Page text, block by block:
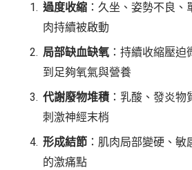
過度收縮 ：久坐、姿勢不良
肉持續被啟動
局部缺血缺氧 ：持續收縮壓
到足夠氧氣與營養
代謝廢物堆積 ：乳酸、發炎物
刺激神經末梢
形成結節 ：肌肉局部變硬、
的激痛點